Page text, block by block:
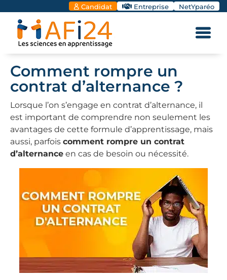
Candidat Entreprise NetYparéo
Comment rompre un
contrat d’alternance ?
Lorsque l’on s’engage en contrat d’alternance, il
est important de comprendre non seulement les
avantages de cette formule d’apprentissage, mais
aussi, parfois comment rompre un contrat
d’alternance en cas de besoin ou nécessité.